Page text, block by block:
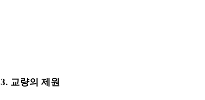
3. 교량의 제원